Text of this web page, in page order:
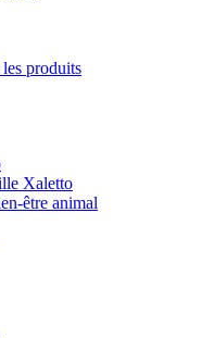
produits
Xaletto
être animal